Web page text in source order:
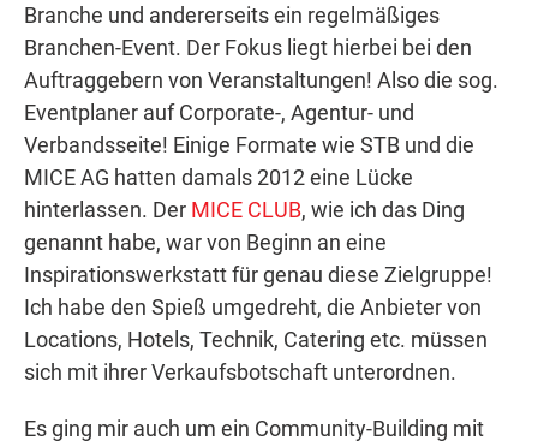
Branche und andererseits ein regelmäßiges
Branchen-Event. Der Fokus liegt hierbei bei den
Auftraggebern von Veranstaltungen! Also die sog.
Eventplaner auf Corporate-, Agentur- und
Verbandsseite! Einige Formate wie STB und die
MICE AG hatten damals 2012 eine Lücke
hinterlassen. Der MICE CLUB, wie ich das Ding
genannt habe, war von Beginn an eine
Inspirationswerkstatt für genau diese Zielgruppe!
Ich habe den Spieß umgedreht, die Anbieter von
Locations, Hotels, Technik, Catering etc. müssen
sich mit ihrer Verkaufsbotschaft unterordnen.
Es ging mir auch um ein Community-Building mit